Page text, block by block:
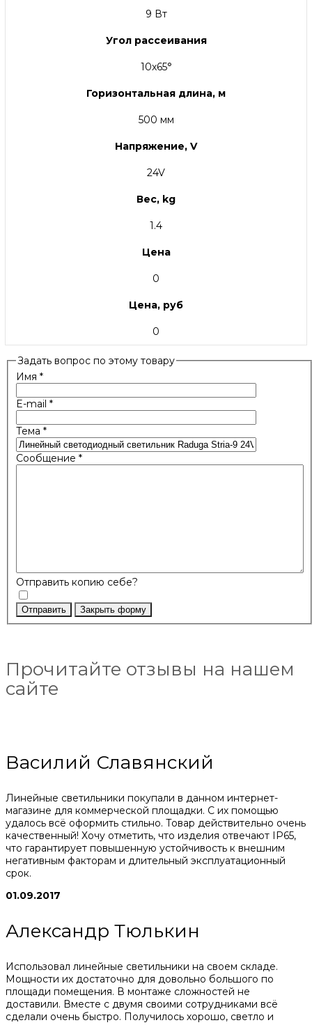
9 Вт
Угол рассеивания
10х65°
Горизонтальная длина, м
500 мм
Напряжение, V
24V
Вес, kg
1.4
Цена
0
Цена, руб
0
Задать вопрос по этому товару
Имя *
E-mail *
Тема *
Сообщение *
Отправить копию себе?
Отправить Закрыть форму
Прочитайте отзывы на нашем
сайте
Василий Славянский
Линейные светильники покупали в данном интернет-
магазине для коммерческой площадки. С их помощью
удалось всё оформить стильно. Товар действительно очень
качественный! Хочу отметить, что изделия отвечают IP65,
что гарантирует повышенную устойчивость к внешним
негативным факторам и длительный эксплуатационный
срок.
01.09.2017
Александр Тюлькин
Использовал линейные светильники на своем складе.
Мощности их достаточно для довольно большого по
площади помещения. В монтаже сложностей не
доставили. Вместе с двумя своими сотрудниками всё
сделали очень быстро. Получилось хорошо, светло и